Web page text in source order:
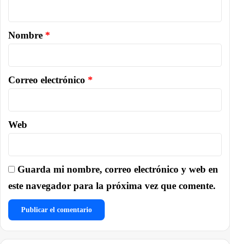
Nombre *
Correo electrónico *
Web
Guarda mi nombre, correo electrónico y web en
este navegador para la próxima vez que comente.